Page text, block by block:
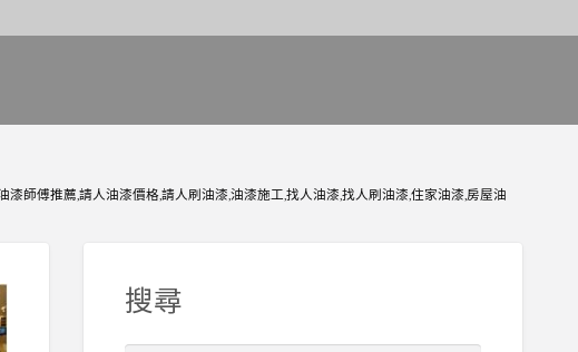
師傅推薦,請人油漆價格,請人刷油漆,油漆施工,找人油漆,找人刷油漆,住家油漆,房屋油
搜尋